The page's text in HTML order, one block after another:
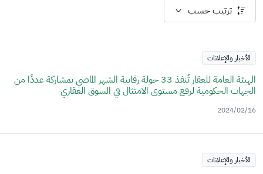
ترتيب حسب
الأخبار والإعلانات
الهيئة العامة للعقار تُنفذ 33 جولة رقابية الشهر الماضي بمشاركة عددًا من
الجهات الحكومية لرفع مستوى الامتثال في السوق العقاري
2024/02/16
الأخبار والإعلانات